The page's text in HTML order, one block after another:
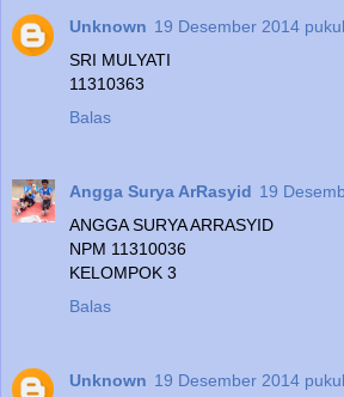
Unknown 19 Desember 2014
SRI MULYATI
11310363
Balas
Angga Surya ArRasyid 19
ANGGA SURYA ARRASYID
NPM 11310036
KELOMPOK 3
Balas
Unknown 19 Desember 2014